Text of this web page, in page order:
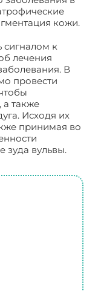
кожи.
сигналом к
лечения
В
провести
а также
Исходя их
принимая во
зуда вульвы.